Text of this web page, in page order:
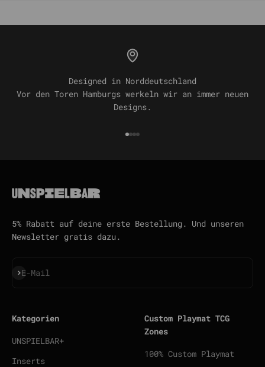
Designed in Norddeutschland
Vor den Toren Hamburgs werkeln wir an immer neuen
Designs.
Gehe zu Element 1
Gehe zu Element 2
Gehe zu Element 3
Gehe zu Element 4
5% Rabatt auf deine erste Bestellung. Und unseren
Newsletter gratis dazu.
E-Mail
Abonnieren
Kategorien
UNSPIELBAR+
Inserts
Custom Playmat TCG
Zones
100% Custom Playmat